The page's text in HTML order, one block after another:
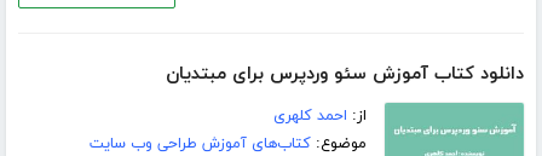
دانلود کتاب آموزش سئو وردپرس برای مبتدیان
از: احمد کلهری
موضوع:کتاب‌های آموزش طراحی وب سایت